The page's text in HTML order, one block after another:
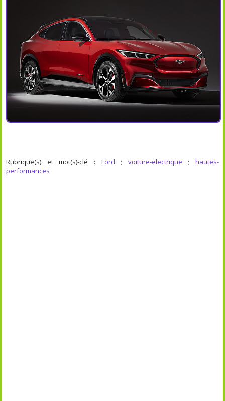
Rubrique(s) et mot(s)-clé : Ford ; voiture-electrique ; hautes-
performances